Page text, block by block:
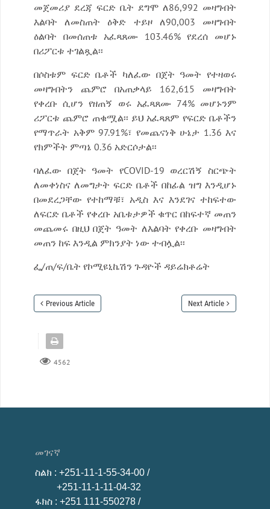
መጀመሪያ ደረጃ ፍርድ ቤት ደግሞ ለ86,992 መዛግብት
እልባት ለመስጠት ዕቅድ ተይዞ ለ90,003 መዛግብት
ዕልባት በመሰጠቱ አፈጻጸሙ 103.46% የደረሰ መሆኑ
በሪፖርቱ ተገልጿል፡፡
በሶስቱም ፍርድ ቤቶች ካለፈው በጀት ዓመት የተዛወሩ
መዛግብትን ጨምሮ በአጠቃላይ 162,615 መዛግብት
የቀረቡ ሲሆን የዘጠኝ ወሩ አፈጻጸሙ 74% መሆኑንም
ሪፖርቱ ጨምሮ ጠቁሟል፡፡ ይህ አፈጻጸም የፍርድ ቤቶችን
የማጥራት አቅም 97.91%፣ የመጨናነቅ ሁኔታ 1.36 እና
የክምችት ምጣኔ 0.36 አድርሶታል፡፡
ባለፈው በጀት ዓመት የCOVID-19 ወረርሽኝ ስርጭት
ለመቀነስና ለመግታት ፍርድ ቤቶች በከፊል ዝግ እንዲሆኑ
በመደረጋቸው የተከማቹ፣ አዲስ እና እንደገና ተከፍተው
ለፍርድ ቤቶች የቀረቡ አቤቱታዎች ቁጥር በከፍተኛ መጠን
መጨመሩ በዚህ በጀት ዓመት ለእልባት የቀረቡ መዛግብት
መጠን ከፍ እንዲል ምክንያት ነው ተብሏል፡፡
ፌ/ጠ/ፍ/ቤት የኮሚዩኒኬሽን ጉዳዮች ዳይሬክቶሬት
Previous Article Next Article
4562
መገናኛ
ስልክ : +251-11-1-55-34-00 /
+251-11-1-11-04-32
ፋክስ : +251 111-550278 /